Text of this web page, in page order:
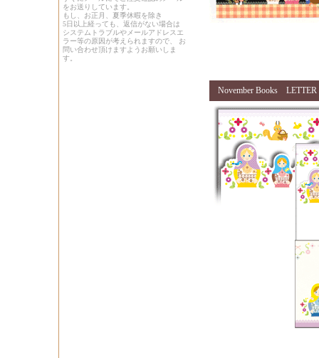
をお送りしています。
もし、お正月、夏季休暇を除き
5日以上経っても、返信がない場合は
システムトラブルやメールアドレスエ
ラー等の原因が考えられますので、 お
問い合わせ頂けますようお願いしま
す。
November Books